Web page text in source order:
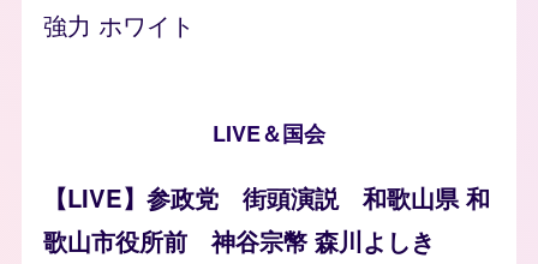
強力 ホワイト
LIVE＆国会
【LIVE】参政党 街頭演説 和歌山県 和
歌山市役所前 神谷宗幣 森川よしき